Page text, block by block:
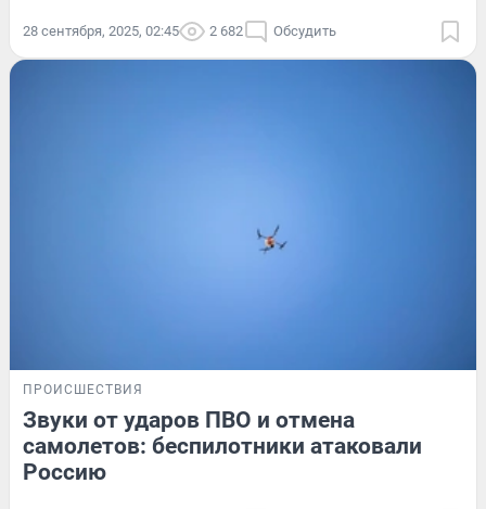
28 сентября, 2025, 02:45 2 682 Обсудить
ПРОИСШЕСТВИЯ
Звуки от ударов ПВО и отмена
самолетов: беспилотники атаковали
Россию